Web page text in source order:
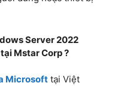
Server 2022
Mstar Corp ?
Microsoft tại Việt